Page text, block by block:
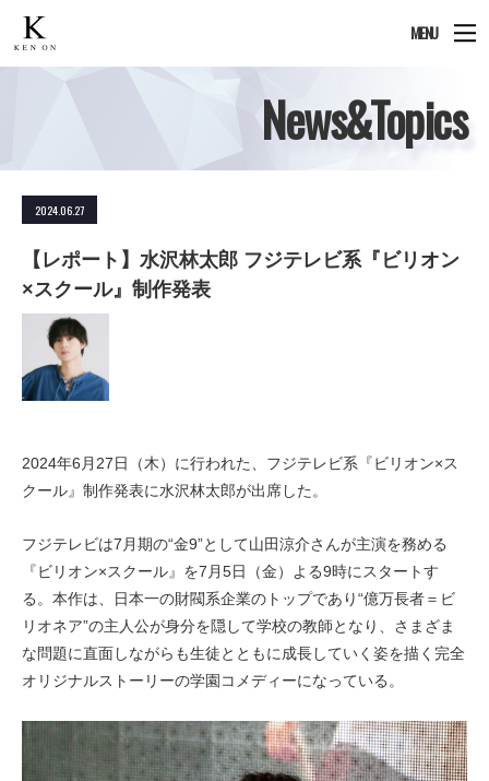
MENU
News&Topics
2024.06.27
【レポート】水沢林太郎 フジテレビ系『ビリオン
×スクール』制作発表
2024年6月27日（木）に行われた、フジテレビ系『ビリオン×ス
クール』制作発表に水沢林太郎が出席した。
フジテレビは7月期の“金9”として山田涼介さんが主演を務める
『ビリオン×スクール』を7月5日（金）よる9時にスタートす
る。本作は、日本一の財閥系企業のトップであり“億万長者＝ビ
リオネア”の主人公が身分を隠して学校の教師となり、さまざま
な問題に直面しながらも生徒とともに成長していく姿を描く完全
オリジナルストーリーの学園コメディーになっている。